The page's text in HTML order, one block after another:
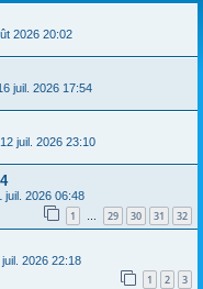
h
r
2026 20:02
juil. 2026 17:54
juil. 2026 23:10
juil. 2026 06:48
1 … 29 30 31 32
2026 22:18
1 2 3